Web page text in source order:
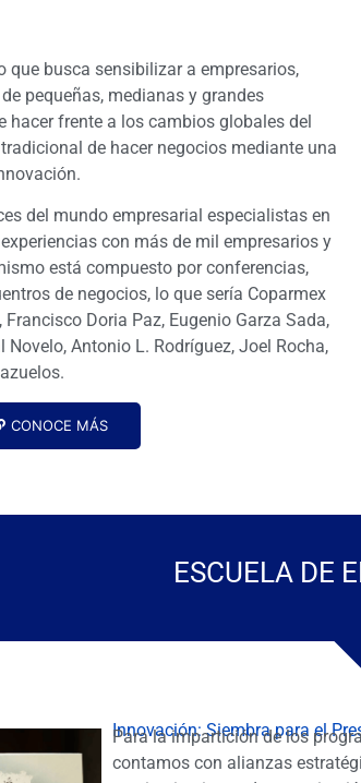
que busca sensibilizar a empresarios,
pequeñas, medianas y grandes
hacer frente a los cambios globales del
de hacer negocios mediante una
del mundo empresarial especialistas en
con más de mil empresarios y
está compuesto por conferencias,
de negocios, lo que sería Coparmex
Doria Paz, Eugenio Garza Sada,
Novelo, Antonio L. Rodríguez, Joel Rocha,
CONOCE MÁS
ESCUELA DE
Innovación: Siembra para el
Para la impartición de los
contamos con alianzas